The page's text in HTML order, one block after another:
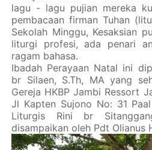
lagu - lagu pujian mereka
pembacaan firman Tuhan
Sekolah Minggu, Kesaksian
liturgi profesi, ada penari
ragam bahasa.
Ibadah Perayaan Natal ini
br Silaen, S.Th, MA yang
Gereja HKBP Jambi Ressort
Jl Kapten Sujono No: 31
Liturgis Rini br
disampaikan oleh Pdt Olianus